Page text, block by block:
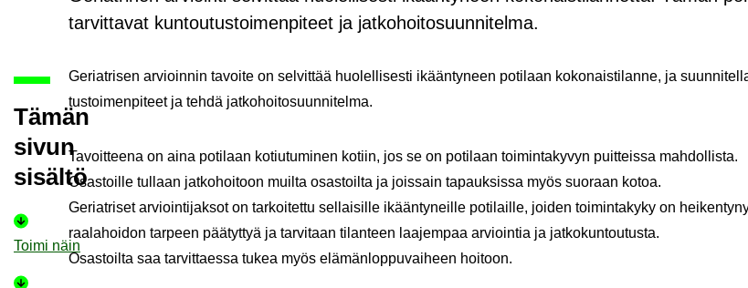
tarvittavat kuntoutustoimenpiteet ja jatkohoitosuunnitelma.
Tämän
sivun
si­säl­tö
Toimi näin
Ge­riat­ri­sen ar­vioin­nin ta­voi­te on sel­vit­tää huo­lel­li­ses­ti ikään­ty­neen po­ti­laan ko­ko­nais­ti­lan­ne, ja
tus­toi­men­pi­teet ja tehdä jat­ko­hoi­to­suun­ni­tel­ma.
Ta­voit­tee­na on aina po­ti­laan ko­tiu­tu­mi­nen ko­tiin, jos se on po­ti­laan toi­min­ta­ky­vyn puit­teis­sa mah­dol­lis­ta.
Osas­toil­le tul­laan jat­ko­hoi­toon muil­ta osas­toil­ta ja jois­sain ta­pauk­sis­sa myös suo­raan kotoa.
Ge­riat­ri­set ar­vioin­ti­jak­sot on tar­koi­tet­tu sel­lai­sil­le ikään­ty­neil­le po­ti­lail­le, joi­den toi­min­ta­ky­ky on
raa­la­hoi­don tar­peen pää­tyt­tyä ja tar­vi­taan ti­lan­teen laa­jem­paa ar­vioin­tia ja jat­ko­kun­tou­tus­ta.
Osas­toil­ta saa tar­vit­taes­sa tukea myös elä­män­lop­pu­vai­heen hoi­toon.